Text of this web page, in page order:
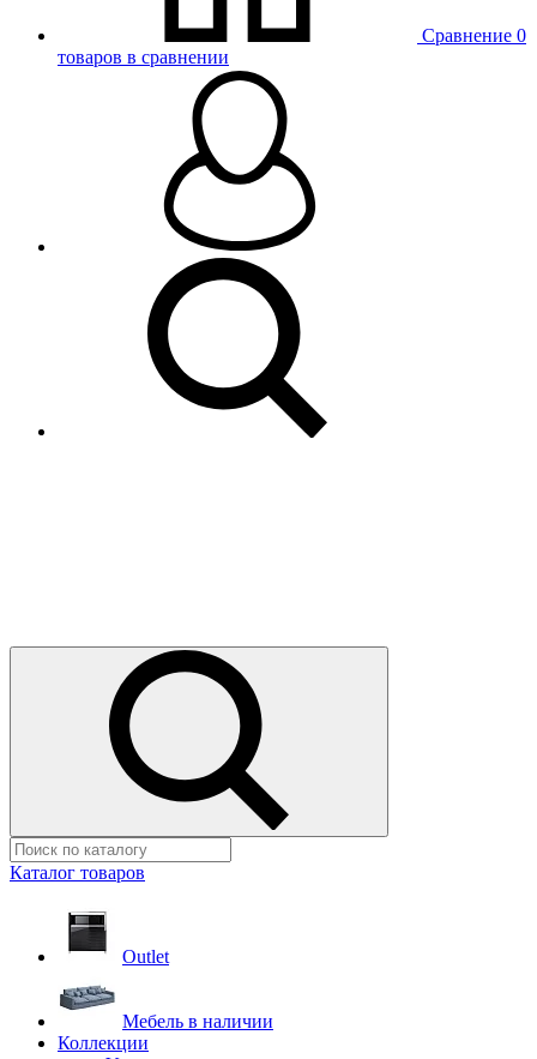
Сравнение 0
товаров в сравнении
Каталог товаров
Outlet
Мебель в наличии
Коллекции